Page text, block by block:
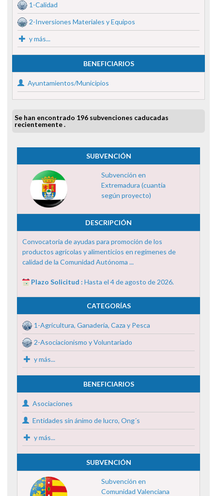
1-Calidad
2-Inversiones Materiales y Equipos
y más...
BENEFICIARIOS
Ayuntamientos/Municipios
Se han encontrado 196 subvenciones caducadas
recientemente .
SUBVENCIÓN
Subvención en
Extremadura (cuantía
según proyecto)
DESCRIPCIÓN
Convocatoria de ayudas para promoción de los
productos agrícolas y alimenticios en regímenes de
calidad de la Comunidad Autónoma ...
Plazo Solicitud : Hasta el 4 de agosto de 2026.
CATEGORÍAS
1-Agricultura, Ganadería, Caza y Pesca
2-Asociacionismo y Voluntariado
y más...
BENEFICIARIOS
Asociaciones
Entidades sin ánimo de lucro, Ong´s
y más...
SUBVENCIÓN
Subvención en
Comunidad Valenciana